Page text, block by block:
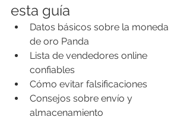
esta guía
Datos básicos sobre la moneda
de oro Panda
Lista de vendedores online
confiables
Cómo evitar falsificaciones
Consejos sobre envío y
almacenamiento